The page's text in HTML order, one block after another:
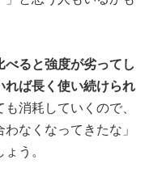
ると強度が劣ってし
れば長く使い続けられ
消耗していくので、
なくなってきたな」
う。